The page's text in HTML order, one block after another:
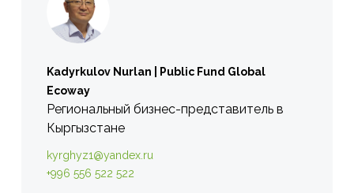
Kadyrkulov Nurlan | Public Fund Global
Ecoway
Региональный бизнес-представитель в
Кыргызстане
kyrghyz1@yandex.ru
+996 556 522 522